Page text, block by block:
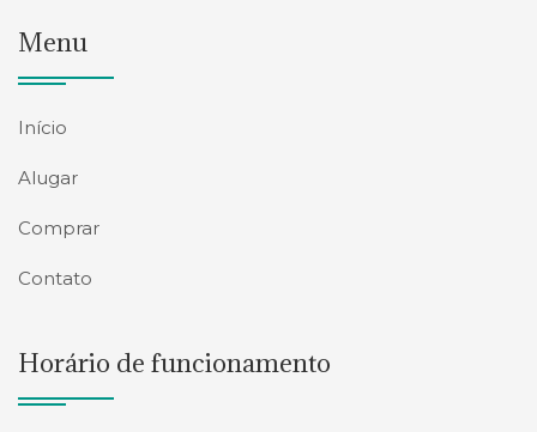
Menu
Início
Alugar
Comprar
Contato
Horário de funcionamento